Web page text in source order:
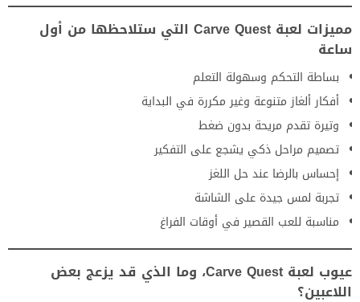
مميزات لعبة Carve Quest التي ستلاحظها من أول
ساعة
بساطة التحكم وسهولة التعلم
أفكار ألغاز متنوعة وغير مكررة في البداية
وتيرة تقدم مريحة بدون ضغط
تصميم مراحل ذكي يشجع على التفكير
إحساس بالرضا عند حل اللغز
تجربة لمس جيدة على الشاشة
مناسبة للعب القصير في أوقات الفراغ
عيوب لعبة Carve Quest، وما الذي قد يزعج بعض
اللاعبين؟